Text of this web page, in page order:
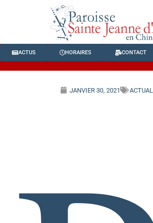
ACTUS HORAIRES CONTACT
JANVIER 30, 2021